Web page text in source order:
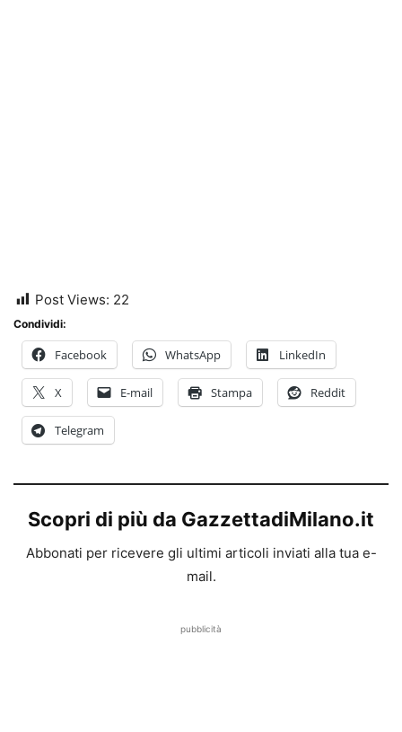
Post Views: 22
Condividi:
Facebook WhatsApp LinkedIn
X E-mail Stampa Reddit
Telegram
Scopri di più da GazzettadiMilano.it
Abbonati per ricevere gli ultimi articoli inviati alla tua e-
mail.
pubblicità